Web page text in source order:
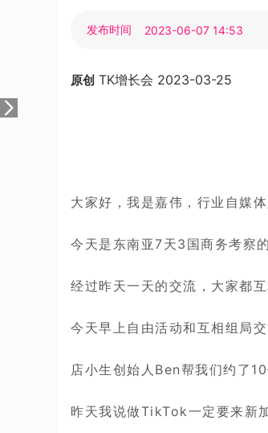
发布时间 2023-06-07 14:53
原创 TK增长会 2023-03-25
大家好，我是嘉伟，行业自媒体
今天是东南亚7天3国商务考察的
经过昨天一天的交流，大家都互
今天早上自由活动和互相组局
店小生创始人Ben帮我们约了
昨天我说做TikTok一定要来新